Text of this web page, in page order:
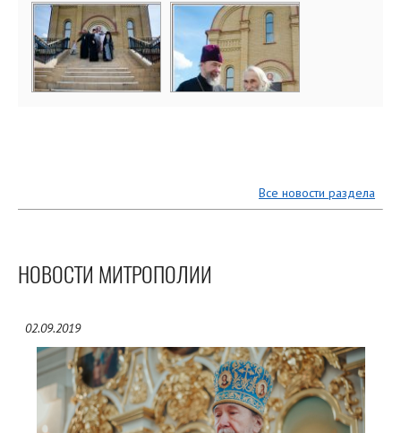
Все новости раздела
НОВОСТИ МИТРОПОЛИИ
02.09.2019